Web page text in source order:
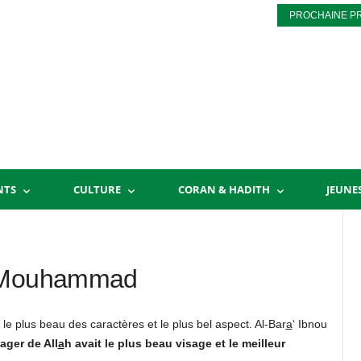
PROCHAINE
CULTURE CORAN & HADITH
plus beau des caractères et le plus bel aspect. Al-Bara‘ Ibnou
de Allah avait le plus beau visage et le meilleur